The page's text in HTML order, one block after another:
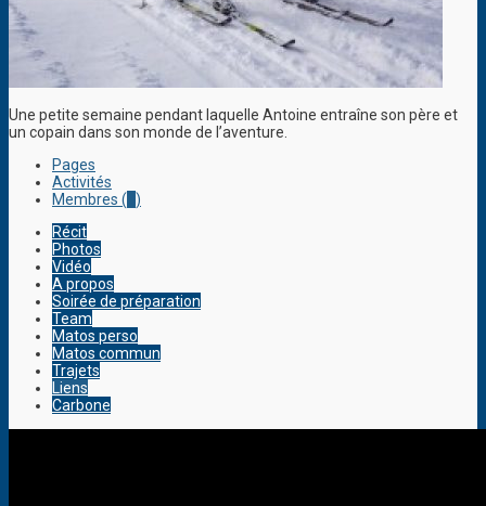
Une petite semaine pendant laquelle Antoine entraîne son père et
un copain dans son monde de l’aventure.
Pages
Activités
Membres ( )
Récit
Photos
Vidéo
A propos
Soirée de préparation
Team
Matos perso
Matos commun
Trajets
Liens
Carbone